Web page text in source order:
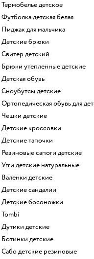
Термобелье детское
Футболка детская белая
Пиджак для мальчика
Детские брюки
Свитер детский
Брюки утепленные детские
Детская обувь
Сноубутсы детские
Ортопедическая обувь для
Чешки детские
Детские кроссовки
Детские тапочки
Резиновые сапоги детские
Угги детские натуральные
Валенки детские
Детские сандалии
Детские босоножки
Tombi
Дутики детские
Ботинки детские
Сабо детские резиновые